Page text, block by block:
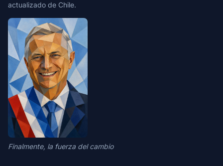
actualizado de Chile.
Finalmente, la fuerza del cambio